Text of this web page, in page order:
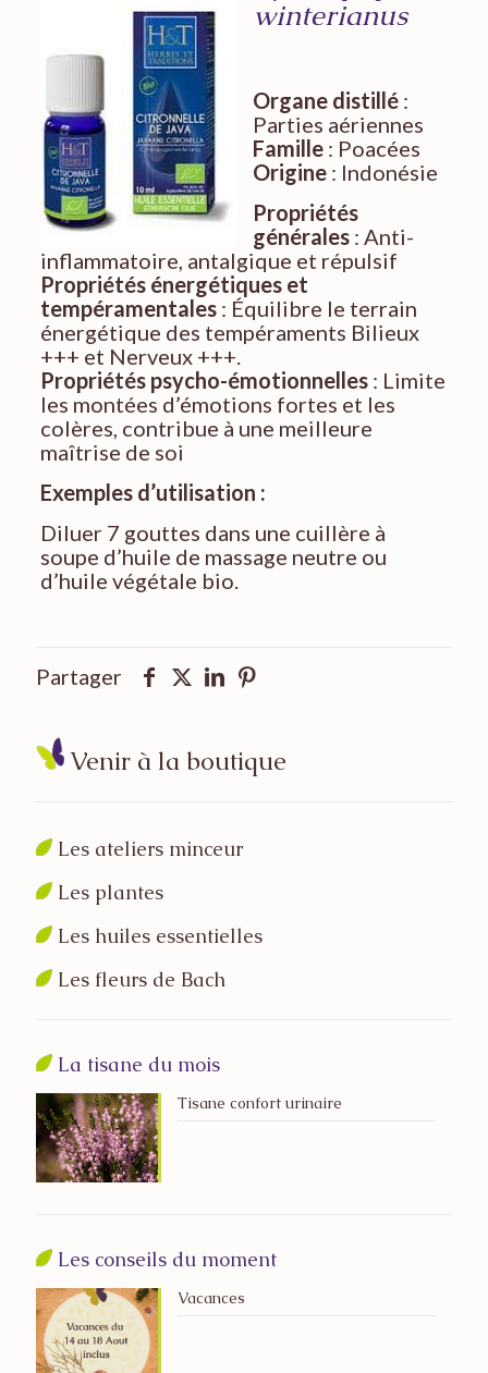
winterianus
Organe distillé:
Parties aériennes
Famille: Poacées
Origine: Indonésie
Propriétés
générales: Anti-
inflammatoire, antalgique et répulsif
Propriétés énergétiques et
tempéramentales: Équilibre le terrain
énergétique des tempéraments Bilieux
+++ et Nerveux +++.
Propriétés psycho-émotionnelles: Limite
les montées d’émotions fortes et les
colères, contribue à une meilleure
maîtrise de soi
Exemples d’utilisation :
Diluer 7 gouttes dans une cuillère à
soupe d’huile de massage neutre ou
d’huile végétale bio.
Partager
Venir à la boutique
Les ateliers minceur
Les plantes
Les huiles essentielles
Les fleurs de Bach
La tisane du mois
Tisane confort urinaire
Les conseils du moment
Vacances